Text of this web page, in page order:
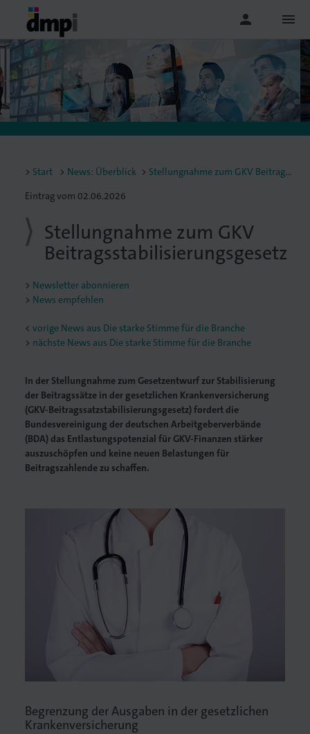
person menu
Start News: Überblick
Stellungnahme zum GKV Beitragsstabilisierungsgesetz
Eintrag vom 02.06.2026
Stellungnahme zum GKV
Beitragsstabilisierungsgesetz
Newsletter abonnieren
News empfehlen
<vorige News aus Die starke Stimme für die Branche
nächste News aus Die starke Stimme für die Branche
In der Stellungnahme zum Gesetzentwurf zur Stabilisierung
der Beitragssätze in der gesetzlichen Krankenversicherung
(GKV-Beitragssatzstabilisierungsgesetz) fordert die
Bundesvereinigung der deutschen Arbeitgeberverbände
(BDA) das Entlastungspotenzial für GKV-Finanzen stärker
auszuschöpfen und keine neuen Belastungen für
Beitragszahlende zu schaffen.
Begrenzung der Ausgaben in der gesetzlichen
Krankenversicherung